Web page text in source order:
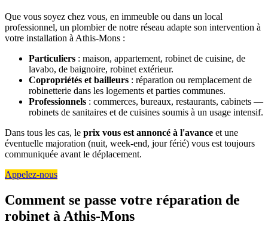
Que vous soyez chez vous, en immeuble ou dans un local
professionnel, un plombier de notre réseau adapte son intervention à
votre installation à Athis-Mons :
Particuliers : maison, appartement, robinet de cuisine, de
lavabo, de baignoire, robinet extérieur.
Copropriétés et bailleurs : réparation ou remplacement de
robinetterie dans les logements et parties communes.
Professionnels : commerces, bureaux, restaurants, cabinets —
robinets de sanitaires et de cuisines soumis à un usage intensif.
Dans tous les cas, le prix vous est annoncé à l'avance et une
éventuelle majoration (nuit, week-end, jour férié) vous est toujours
communiquée avant le déplacement.
Appelez-nous
Comment se passe votre réparation de
robinet à Athis-Mons